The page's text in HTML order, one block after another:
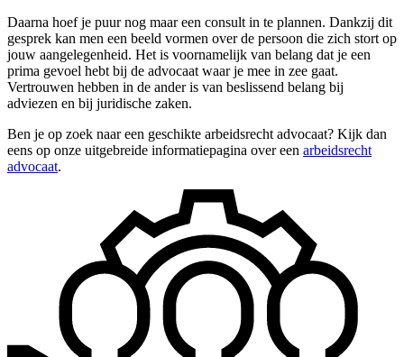
Daarna hoef je puur nog maar een consult in te plannen. Dankzij dit
gesprek kan men een beeld vormen over de persoon die zich stort op
jouw aangelegenheid. Het is voornamelijk van belang dat je een
prima gevoel hebt bij de advocaat waar je mee in zee gaat.
Vertrouwen hebben in de ander is van beslissend belang bij
adviezen en bij juridische zaken.
Ben je op zoek naar een geschikte arbeidsrecht advocaat? Kijk dan
eens op onze uitgebreide informatiepagina over een arbeidsrecht
advocaat.